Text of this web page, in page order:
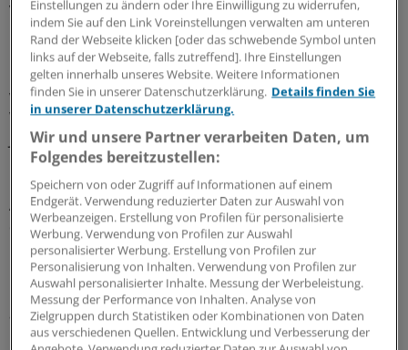
vom Bund ein grundsätzliches Signal, dass er sich auch
künftig an den Kosten beteilige.
Der erste Schauplatz des Ministerbesuchs im Saarland
war das Ende August eröffnete Clearinghaus in St.
Wendel, in dem aktuell 25 unbegleitete minderjährige
Jungen aus Syrien, Afghanistan und Eritrea leben.
Das ehemalige Kasernengebäude ist die dritte
Aufnahmestelle dieser Art im Saarland. Die Jugendlichen,
die hier leben, sind damit beschäftigt, Deutsch zu lernen
und ihre Zukunft in der neuen Heimat zu planen.
Die jungen Menschen und ihre Vorstellungen könnten
auch Auswirkungen auf die Versorgung in Deutschland
haben. Denn einige von ihnen können sich durchaus
Einstellungen zu ändern oder Ihre Einwilligung zu widerrufen,
indem Sie auf den Link Voreinstellungen verwalten am unteren
Rand der Webseite klicken [oder das schwebende Symbol unten
links auf der Webseite, falls zutreffend]. Ihre Einstellungen
gelten innerhalb unseres Website. Weitere Informationen
finden Sie in unserer Datenschutzerklärung. Details finden Sie
in unserer Datenschutzerklärung.
Wir und unsere Partner verarbeiten Daten, um
Folgendes bereitzustellen:
Speichern von oder Zugriff auf Informationen auf einem
Endgerät. Verwendung reduzierter Daten zur Auswahl von
Werbeanzeigen. Erstellung von Profilen für personalisierte
Werbung. Verwendung von Profilen zur Auswahl
personalisierter Werbung. Erstellung von Profilen zur
Personalisierung von Inhalten. Verwendung von Profilen zur
Auswahl personalisierter Inhalte. Messung der Werbeleistung.
Messung der Performance von Inhalten. Analyse von
Zielgruppen durch Statistiken oder Kombinationen von Daten
aus verschiedenen Quellen. Entwicklung und Verbesserung der